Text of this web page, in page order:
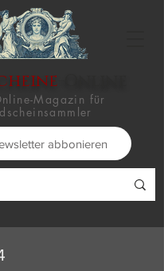
Magazin für
abbonieren